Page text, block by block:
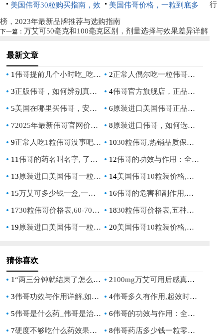
析
安心购买
保障与选购指南
美国伟哥30粒购买指南，效
果、价格与注意事项全解析
美国伟哥价格，一粒到底多
少钱
行
榜，2023年最新品牌推荐与选购指南
下一篇： 万艾可50毫克和100毫克区别，剂量选择与效果差异详解
最新文章
1伟哥提前几个小时吃_吃伟哥前几小时的注意事项 2正常人偶尔吃一粒伟哥有后遗症吗_健康人服用伟哥后有副作用吗？
3正版伟哥，如何辨别真伪与安全购买指南 4伟哥官方旗舰店，正品保障与便捷购药的首选平台
5美国在哪里买伟哥，安全购买渠道与注意事项全解析 6原装进口美国伟哥正品，如何辨别真伪避免买到假货
72025年最新伟哥官网价格表大全，官方正品保障 8原装进口伟哥，如何选择正品原装进口伟哥
9正常人吃1粒伟哥没事吧，医生详解健康风险与正确认知 1030粒伟哥,热销品质保障引领市场潮流
11伟哥的药名叫名字, 了解这个蓝色小药片的真实身份与功效 12伟哥的功效与作用：全面解析男性健康解决方案
13原装进口美国伟哥一粒伟哥多少元 14美国伟哥10粒装价格,勃力挺一盒12粒多少钱
15万艾可多少钱一盒,一粒万艾可药效多久：价格与效果全面解析 16伟哥的危害和副作用,伟哥哪个牌子的效果好
1730粒伟哥价格表,60-70岁男士保健品：中老年男性健康解决方案与价格指南 1830粒伟哥价格表,五种人不能吃伟哥：全面解析与注意事项
19原装进口美国伟哥一粒伟哥多少元 20美国伟哥10粒装价格,勃力挺一盒12粒多少钱
猜你喜欢
1“两三分钟就结束了怎么解决：提升持久力的有效方法” 2100mg万艾可用后感真实体验分享及效果分析
3伟哥功效与作用详解,如何正确使用伟哥提升男性健康 4伟哥多久有作用,起效时间,持续时间和注意事项全解析
5伟哥是什么药_伟哥是治疗勃起功能障碍的药物 6伟哥的功效与作用：全面解析男性健康解决方案
7硬度不够吃什么药效果好？专家推荐这些有效药物 8伟哥药店多少钱一粒零售价,真实价格大揭秘,购买前必看